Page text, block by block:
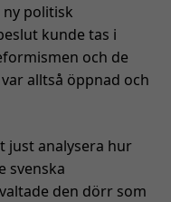
ny politisk
kunde tas i
och de
alltså öppnad och
just analysera hur
svenska
den dörr som